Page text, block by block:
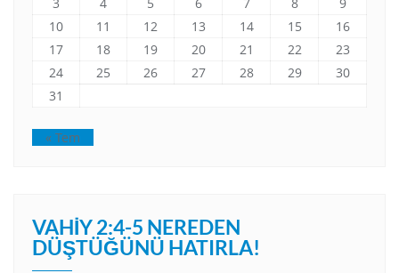
10
11 12 13 14 15
16
17
18 19 20 21 22
23
24
25 26 27 28 29
30
31
« Tem
VAHIY 2:4-5 NEREDEN
DÜŞTÜĞÜNÜ HATIRLA!